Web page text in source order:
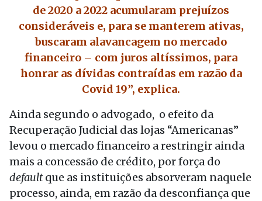
de 2020 a 2022 acumularam prejuízos
consideráveis e, para se manterem ativas,
buscaram alavancagem no mercado
financeiro – com juros altíssimos, para
honrar as dívidas contraídas em razão da
Covid 19”, explica.
Ainda segundo o advogado, o efeito da
Recuperação Judicial das lojas “Americanas”
levou o mercado financeiro a restringir ainda
mais a concessão de crédito, por força do
defaultque as instituições absorveram naquele
processo, ainda, em razão da desconfiança que